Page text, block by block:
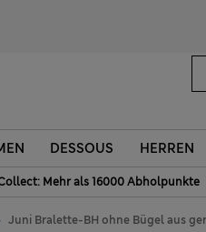
DESSOUS HERREN
Mehr als 16000 Abholpunkte
Juni Bralette-BH ohne Bügel aus